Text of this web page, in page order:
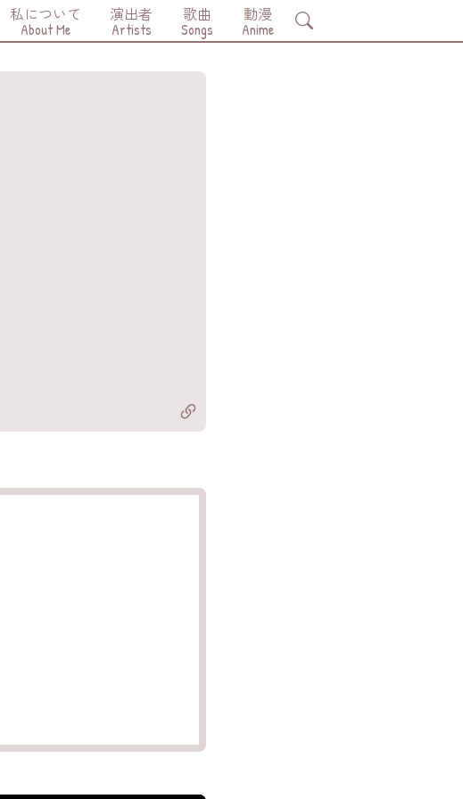
私について
About Me
演出者
Artists
歌曲
Songs
動漫
Anime
Search